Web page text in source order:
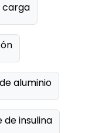
carga
aluminio
de insulina